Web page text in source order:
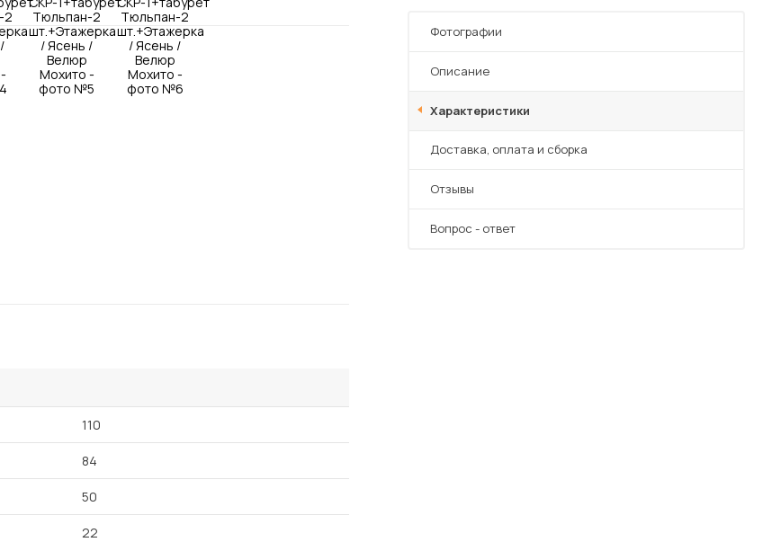
Посмотреть все диваны
Посмотреть все кровати
Посмотреть все шкафы
Все товары распродажи
Фотографии
Описание
Характеристики
Преимущества
Доставка, оплата и сборка
Отзывы
Вопрос - ответ
110
84
50
22